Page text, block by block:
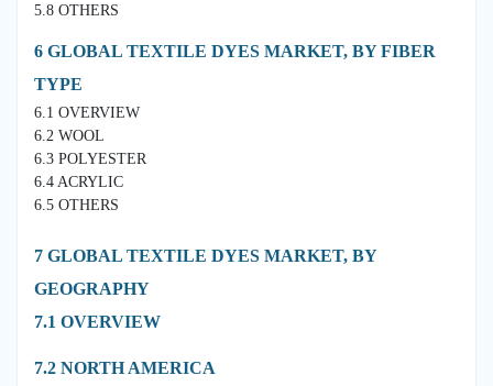
5.8 OTHERS
6 GLOBAL TEXTILE DYES MARKET, BY FIBER
TYPE
6.1 OVERVIEW
6.2 WOOL
6.3 POLYESTER
6.4 ACRYLIC
6.5 OTHERS
7 GLOBAL TEXTILE DYES MARKET, BY
GEOGRAPHY
7.1 OVERVIEW
7.2 NORTH AMERICA